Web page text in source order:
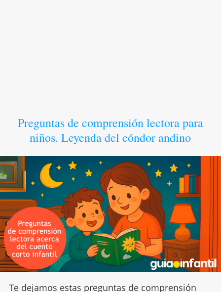
Preguntas de comprensión lectora para
niños. Leyenda del cóndor andino
Te dejamos estas preguntas de comprensión